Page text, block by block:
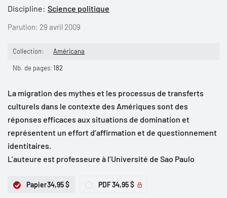
Discipline: Science politique
Parution: 29 avril 2009
Collection: Américana
Nb. de pages:182
La migration des mythes et les processus de transferts
culturels dans le contexte des Amériques sont des
réponses efficaces aux situations de domination et
représentent un effort d’affirmation et de questionnement
identitaires.
L’auteure est professeure à l’Université de Sao Paulo
Papier34,95 $ PDF34,95 $